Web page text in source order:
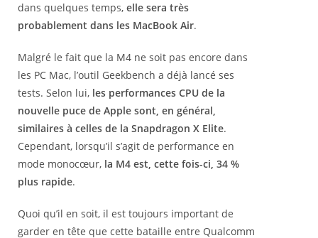
dans quelques temps, elle sera très
probablement dans les MacBook Air.
Malgré le fait que la M4 ne soit pas encore dans
les PC Mac, l’outil Geekbench a déjà lancé ses
tests. Selon lui, les performances CPU de la
nouvelle puce de Apple sont, en général,
similaires à celles de la Snapdragon X Elite.
Cependant, lorsqu’il s’agit de performance en
mode monocœur, la M4 est, cette fois-ci, 34 %
plus rapide.
Quoi qu’il en soit, il est toujours important de
garder en tête que cette bataille entre Qualcomm